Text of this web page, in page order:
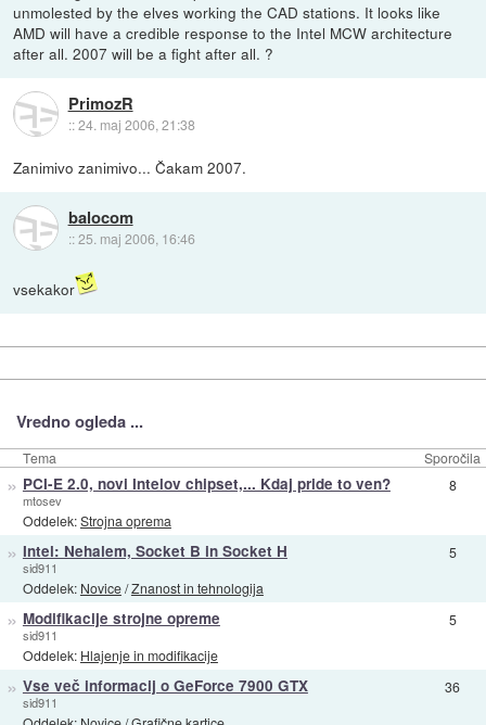
unmolested by the elves working the CAD stations. It looks like
AMD will have a credible response to the Intel MCW architecture
after all. 2007 will be a fight after all. ?
PrimozR
::24. maj 2006, 21:38
Zanimivo zanimivo... Čakam 2007.
balocom
::25. maj 2006, 16:46
vsekakor
Vredno ogleda ...
Tema Sporočila
» PCI-E 2.0, novi Intelov chipset,... Kdaj pride to ven?
mtosev
Oddelek:Strojna oprema
8
» Intel: Nehalem, Socket B in Socket H
sid911
Oddelek: Novice/Znanost in tehnologija
5
» Modifikacije strojne opreme
sid911
Oddelek: Hlajenje in modifikacije
5
» Vse več informacij o GeForce 7900 GTX
sid911
36